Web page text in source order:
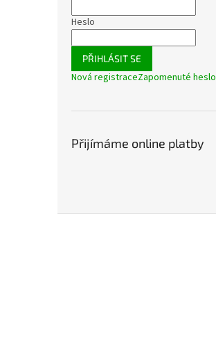
Heslo
PŘIHLÁSIT SE
Nová registraceZapomenuté heslo
Přijímáme online platby